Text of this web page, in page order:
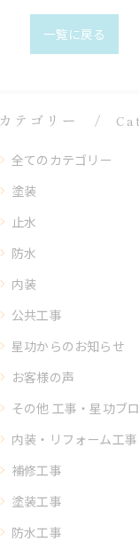
一覧に戻る
カテゴリー
全てのカテゴリー
塗装
止水
防水
内装
公共工事
星功からのお知らせ
お客様の声
その他 工事・星功ブ
内装・リフォーム工事
補修工事
塗装工事
防水工事